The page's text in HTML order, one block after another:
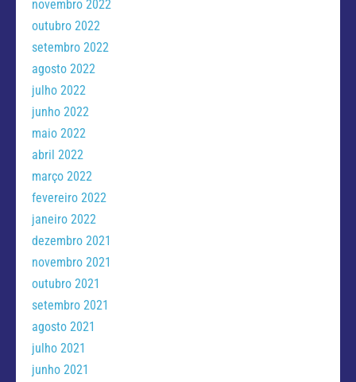
novembro 2022
outubro 2022
setembro 2022
agosto 2022
julho 2022
junho 2022
maio 2022
abril 2022
março 2022
fevereiro 2022
janeiro 2022
dezembro 2021
novembro 2021
outubro 2021
setembro 2021
agosto 2021
julho 2021
junho 2021